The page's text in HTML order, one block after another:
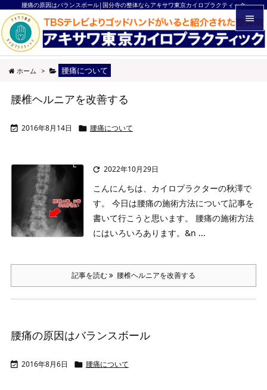
腰痛の原因はバランスボール|国分寺の整体ならアキサワ東京カイロプラクティック


メニュ
ホーム > 腰痛について
腰椎ヘルニアを改善する
 2016年8月14日  腰痛について
 2022年10月29日
こんにんちは、カイロプラクターの秋澤で
す。
今日は腰痛の施術方法について記事を
書いて行こうと思います。
腰痛の施術方法
にはいろいろあります。 &n ...
記事を読む 腰椎ヘルニアを改善する
腰痛の原因はバランスボール
 2016年8月6日  腰痛について